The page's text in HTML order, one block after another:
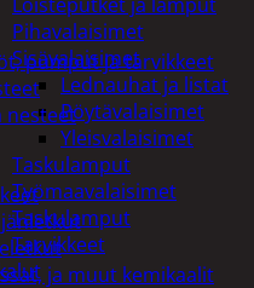
Pihavalaisimet
Sisävalaisimet
Lednauhat ja listat
Pöytävalaisimet
Yleisvalaisimet
Taskulamput
Työmaavalaisimet
Taskulamput
Tarvikkeet
pumput ja tarvikkeet
nesteet
ja muut kemikaalit